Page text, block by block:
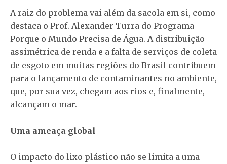
A raiz do problema vai além da sacola em si, como
destaca o Prof. Alexander Turra do Programa
Porque o Mundo Precisa de Água. A distribuição
assimétrica de renda e a falta de serviços de coleta
de esgoto em muitas regiões do Brasil contribuem
para o lançamento de contaminantes no ambiente,
que, por sua vez, chegam aos rios e, finalmente,
alcançam o mar.
Uma ameaça global
O impacto do lixo plástico não se limita a uma